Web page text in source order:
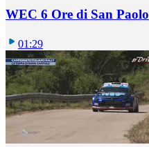
WEC 6 Ore di San Paolo
01:29